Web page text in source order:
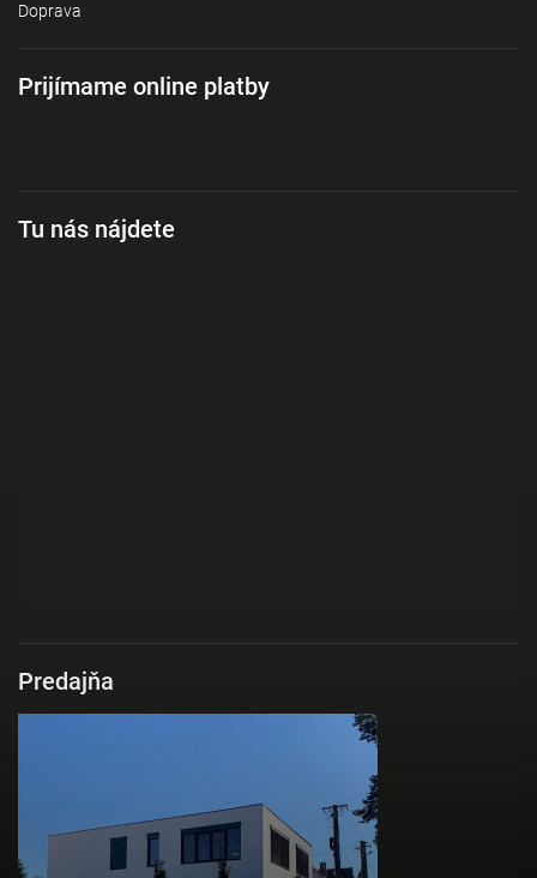
Doprava
Prijímame online platby
Tu nás nájdete
Predajňa